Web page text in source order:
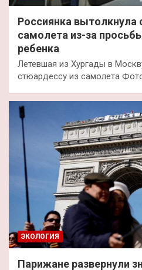
Россиянка вытолкнула
самолета из-за
ребенка
Летевшая из Хургады в
стюардессу из самолета
ЭКОЛОГИЯ
Парижане развернули